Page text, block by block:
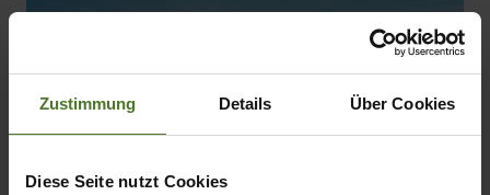
Zustimmung Details Über Cookies
Diese Seite nutzt Cookies